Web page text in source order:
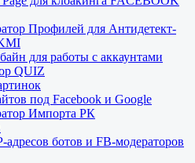
Профилей для Антидетект-
для работы с аккаунтами
QUIZ
под Facebook и Google
Импорта РК
адресов ботов и FB-модераторов